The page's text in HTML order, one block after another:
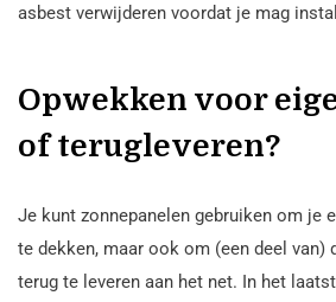
asbest verwijderen voordat je mag
Opwekken voor
of terugleveren?
Je kunt zonnepanelen gebruiken om je
te dekken, maar ook om (een deel van)
terug te leveren aan het net. In het